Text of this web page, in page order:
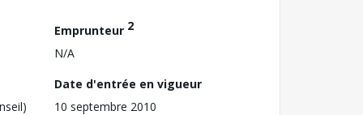
Emprunteur 2
N/A
Date d'entrée en vigueur
10 septembre 2010